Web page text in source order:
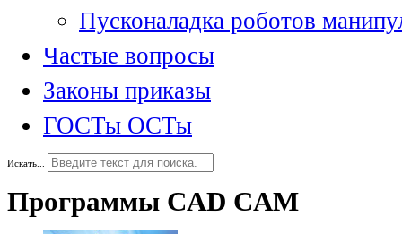
Пусконаладка роботов
Частые вопросы
Законы приказы
ГОСТы ОСТы
Искать...
Программы CAD CAM